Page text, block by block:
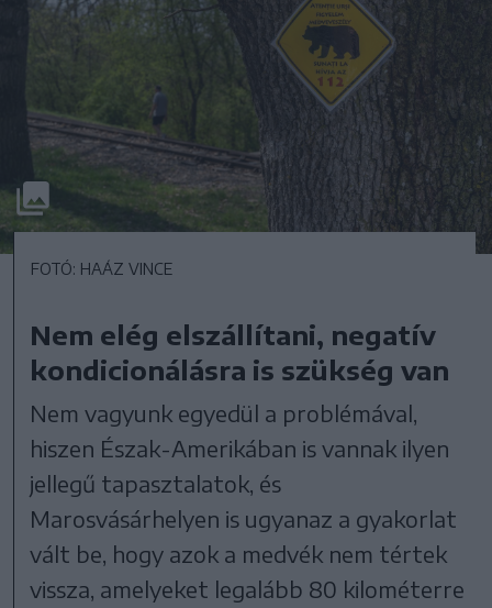
FOTÓ: HAÁZ VINCE
Nem elég elszállítani, negatív
kondicionálásra is szükség van
Nem vagyunk egyedül a problémával,
hiszen Észak-Amerikában is vannak ilyen
jellegű tapasztalatok, és
Marosvásárhelyen is ugyanaz a gyakorlat
vált be, hogy azok a medvék nem tértek
vissza, amelyeket legalább 80 kilométerre